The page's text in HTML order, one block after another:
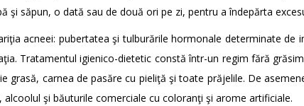
şi săpun, o dată sau de două ori pe zi, pentru a îndepărta
acneei: pubertatea şi tulburările hormonale determinate
Tratamentul igienico-dietetic constă într-un regim fără
grasă, carnea de pasăre cu pieliţă şi toate prăjelile. De
şi băuturile comerciale cu coloranţi şi arome artificiale.